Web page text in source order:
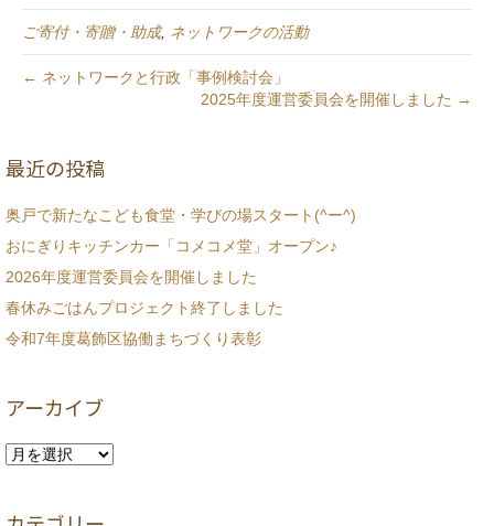
ご寄付・寄贈・助成, ネットワークの活動
← ネットワークと行政「事例検討会」
2025年度運営委員会を開催しました →
最近の投稿
奥戸で新たなこども食堂・学びの場スタート(^ー^)
おにぎりキッチンカー「コメコメ堂」オープン♪
2026年度運営委員会を開催しました
春休みごはんプロジェクト終了しました
令和7年度葛飾区協働まちづくり表彰
アーカイブ
ア
イ